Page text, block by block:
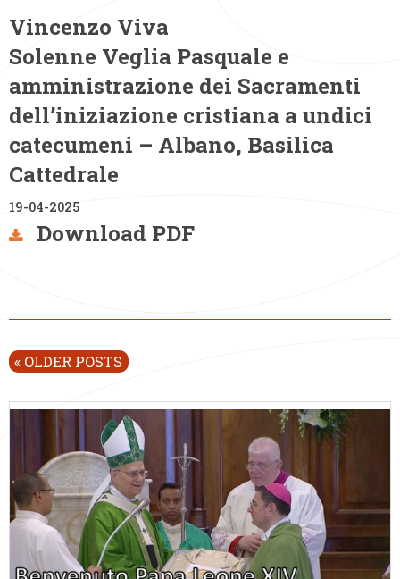
Vincenzo Viva
Solenne Veglia Pasquale e
amministrazione dei Sacramenti
dell’iniziazione cristiana a undici
catecumeni – Albano, Basilica
Cattedrale
19-04-2025
Download PDF
P
s
N
a
v
g
« OLDER POSTS